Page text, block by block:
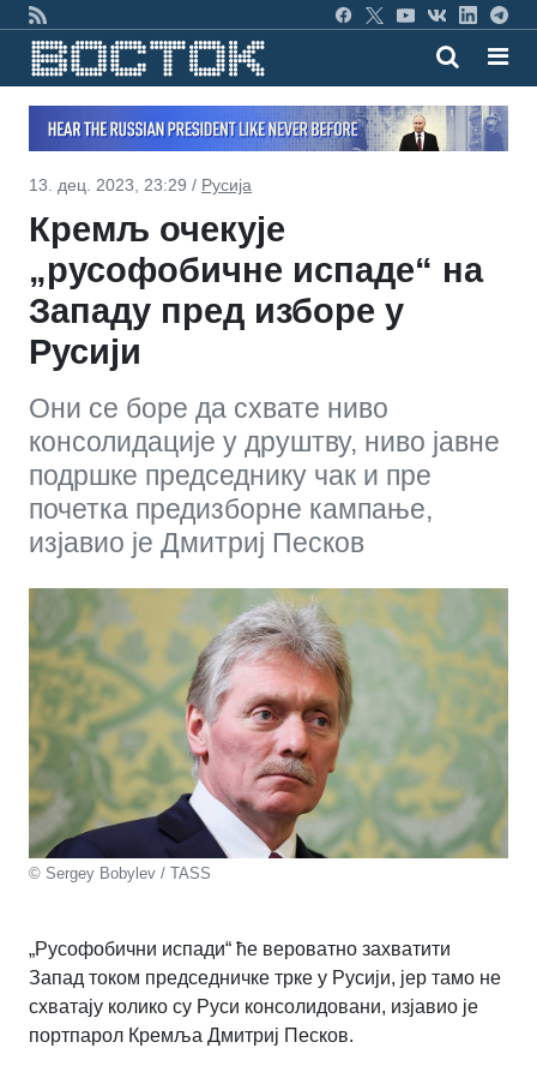
13. дец. 2023, 23:29 / Русија
Кремљ очекује
„русофобичне испаде“ на
Западу пред изборе у
Русији
Они се боре да схвате ниво
консолидације у друштву, ниво јавне
подршке председнику чак и пре
почетка предизборне кампање,
изјавио је Дмитриј Песков
© Sergey Bobylev / TASS
„Русофобични испади“ ће вероватно захватити
Запад током председничке трке у Русији, јер тамо не
схватају колико су Руси консолидовани, изјавио је
портпарол Кремља Дмитриј Песков.